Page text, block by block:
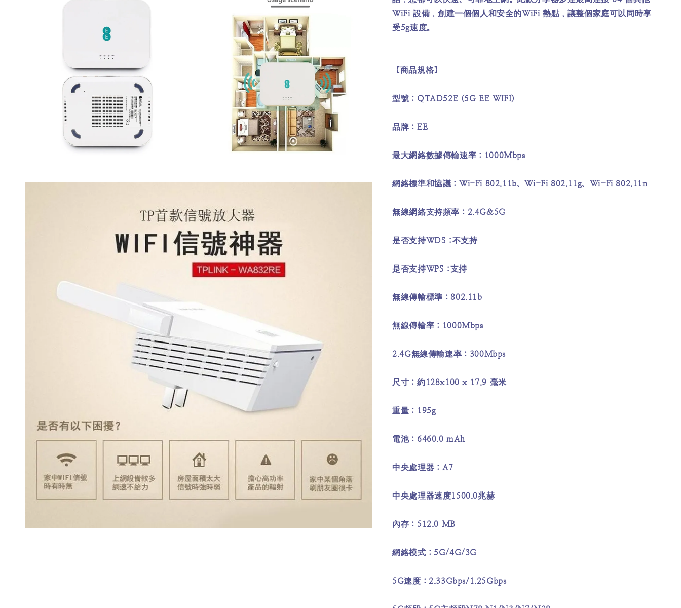
WiFi 設備，創建一個個人和安全的WiFi 熱點，讓整個家庭可以同時享
受5g速度。
【商品規格】
型號：QTAD52E (5G EE WIFI)
品牌：EE
最大網絡數據傳輸速率：1000Mbps
網絡標準和協議：Wi-Fi 802.11b、Wi-Fi 802.11g、Wi-Fi 802.11n
無線網絡支持頻率：2.4G&5G
是否支持WDS :不支持
是否支持WPS :支持
無線傳輸標準：802.11b
無線傳輸率：1000Mbps
2.4G無線傳輸速率：300Mbps
尺寸：約128x100 x 17.9 毫米
重量：195g
電池：6460.0 mAh
中央處理器：A7
中央處理器速度1500.0兆赫
內存：512.0 MB
網絡模式：5G/4G/3G
5G速度：2.33Gbps/1.25Gbps